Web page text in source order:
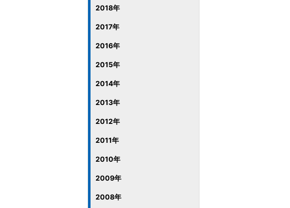
2018年
2017年
2016年
2015年
2014年
2013年
2012年
2011年
2010年
2009年
2008年